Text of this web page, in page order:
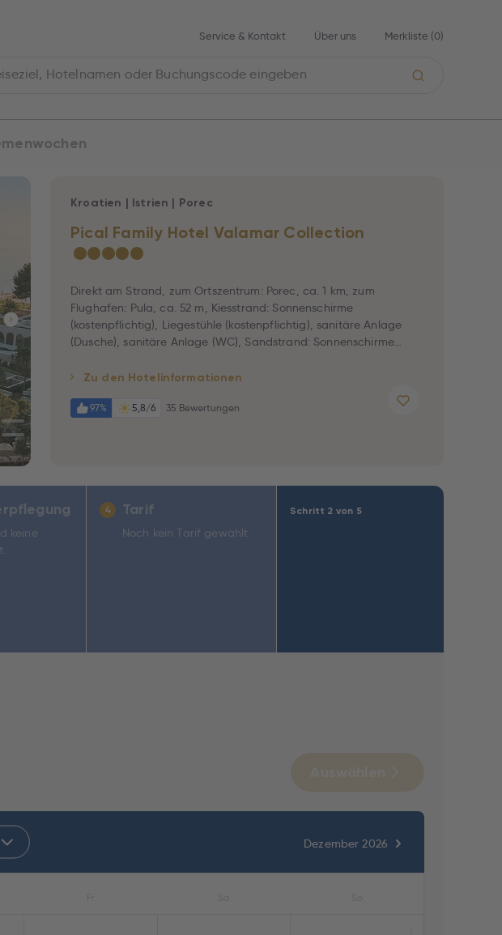
Service & Kontakt Über uns Merkliste (0)
Pical Family Hotel Valamar Collection
★★★★★
Kroatien | Istrien | Porec
Direkt am Strand, zum Ortszentrum: Porec, ca. 1 km, zum
Flughafen: Pula, ca. 52 m, Kiesstrand: Sonnenschirme
(kostenpflichtig), Liegestühle (kostenpflichtig), sanitäre Anlage
(Dusche), sanitäre Anlage (WC), Sandstrand: Sonnenschirme
Zu den Hotelinformationen
97% 5,8/6 35 Bewertungen
Schritt 2 von 5
Dezember 2026
keine
4 Tarif
Noch kein Tarif gewählt